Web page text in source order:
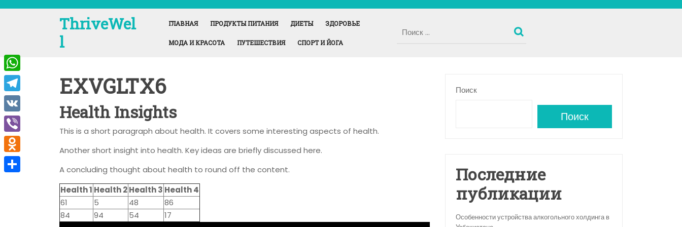
ThriveWel
l
ГЛАВНАЯ ПРОДУКТЫ ПИТАНИЯ ДИЕТЫ ЗДОРОВЬЕ
МОДА И КРАСОТА ПУТЕШЕСТВИЯ СПОРТ И ЙОГА
EXVGLTX6
Health Insights
This is a short paragraph about health. It covers some interesting aspects of health.
Another short insight into health. Key ideas are briefly discussed here.
A concluding thought about health to round off the content.
Health 1 Health 2Health 3 Health 4
61
5 48
86
84
94 54 17
Поиск
Поиск
Последние
публикации
Особенности устройства алкогольного холдинга в
W
h
a
A
T
e
l
e
g
V
K
V
i
b
O